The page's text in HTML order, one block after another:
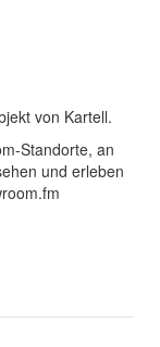
von Kartell.
Standorte, an
und erleben